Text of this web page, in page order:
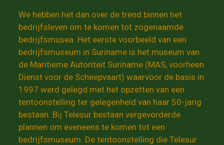
We hebben het dan over de trend binnen het
bedrijfsleven om te komen tot zogenaamde
bedrijfsmusea. Het eerste voorbeeld van een
bedrijfsmuseum in Suriname is het museum van
de Maritieme Autoriteit Suriname (MAS, voorheen
Dienst voor de Scheepvaart) waarvoor de basis in
1997 werd gelegd met het opzetten van een
tentoonstelling ter gelegenheid van haar 50-jarig
bestaan. Bij Telesur bestaan vergevorderde
plannen om eveneens te komen tot een
bedrijfsmuseum. De tentoonstelling die Telesur